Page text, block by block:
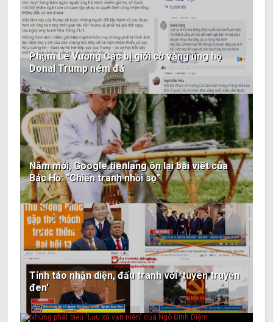
Phạm Lê Vương Các bị giới cờ vàng ủng hộ
Donal Trump ném đá
Năm mới, Google.tienlang ôn lại bài viết của
Bác Hồ: "Chiến tranh nhồi sọ"
Tỉnh táo nhận diện, đấu tranh với 'tuyên truyền
đen'